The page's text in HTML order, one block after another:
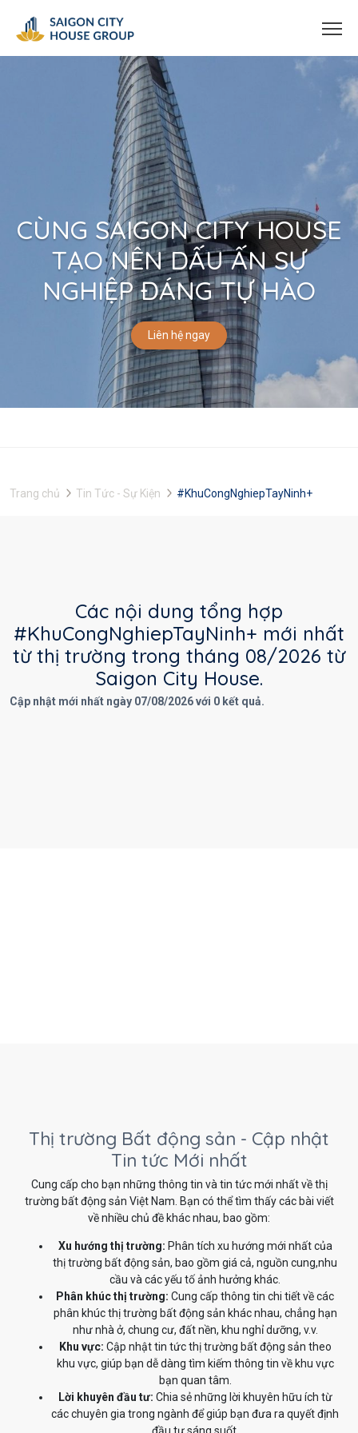
CÙNG SAIGON CITY HOUSE
TẠO NÊN DẤU ẤN SỰ
NGHIỆP ĐÁNG TỰ HÀO
Liên hệ ngay
Trang chủ Tin Tức - Sự Kiện #KhuCongNghiepTayNinh+
Các nội dung tổng hợp
#KhuCongNghiepTayNinh+ mới nhất
từ thị trường trong tháng 08/2026 từ
Saigon City House.
Cập nhật mới nhất ngày 07/08/2026 với 0 kết quả.
Thị trường Bất động sản - Cập nhật
Tin tức Mới nhất
Cung cấp cho bạn những thông tin và tin tức mới nhất về thị
trường bất động sản Việt Nam. Bạn có thể tìm thấy các bài viết
về nhiều chủ đề khác nhau, bao gồm:
Xu hướng thị trường: Phân tích xu hướng mới nhất của
thị trường bất động sản, bao gồm giá cả, nguồn cung,nhu
cầu và các yếu tố ảnh hưởng khác.
Phân khúc thị trường: Cung cấp thông tin chi tiết về các
phân khúc thị trường bất động sản khác nhau, chẳng hạn
như nhà ở, chung cư, đất nền, khu nghỉ dưỡng, v.v.
Khu vực: Cập nhật tin tức thị trường bất động sản theo
khu vực, giúp bạn dễ dàng tìm kiếm thông tin về khu vực
bạn quan tâm.
Lời khuyên đầu tư: Chia sẻ những lời khuyên hữu ích từ
các chuyên gia trong ngành để giúp bạn đưa ra quyết định